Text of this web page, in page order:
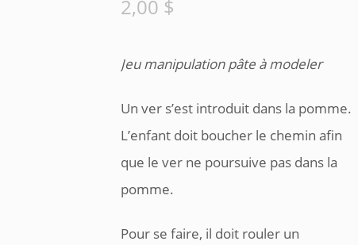
2,00 $
Jeu manipulation pâte à modeler
Un ver s’est introduit dans la pomme.
L’enfant doit boucher le chemin afin
que le ver ne poursuive pas dans la
pomme.
Pour se faire, il doit rouler un